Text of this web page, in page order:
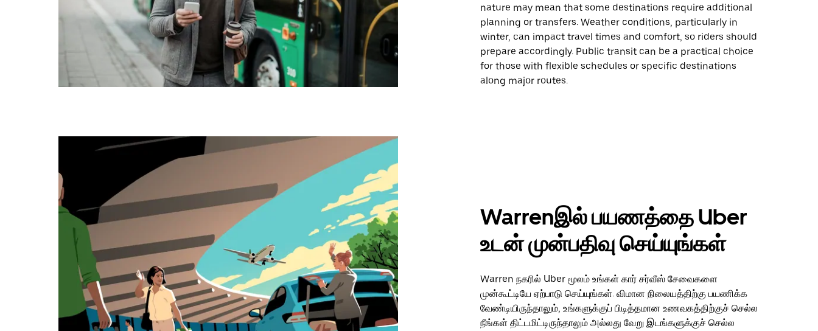
nature may mean that some destinations require additional
planning or transfers. Weather conditions, particularly in
winter, can impact travel times and comfort, so riders should
prepare accordingly. Public transit can be a practical choice
for those with flexible schedules or specific destinations
along major routes.
Warrenஇல் பயணத்தை Uber
உடன் முன்பதிவு செய்யுங்கள்
Warren நகரில் Uber மூலம் உங்கள் கார் சர்வீஸ் சேவைகளை
முன்கூட்டியே ஏற்பாடு செய்யுங்கள். விமான நிலையத்திற்கு பயணிக்க
வேண்டியிருந்தாலும், உங்களுக்குப் பிடித்தமான உணவகத்திற்குச் செல்ல
நீங்கள் திட்டமிட்டிருந்தாலும் அல்லது வேறு இடங்களுக்குச் செல்ல